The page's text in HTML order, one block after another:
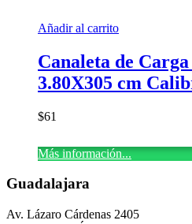
Añadir al carrito
Canaleta de
3.80X305 cm
$61
Más información...
Guadalajara
Av. Lázaro Cárdenas 2405